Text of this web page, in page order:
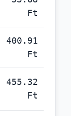
Ft
400.91
Ft
455.32
Ft